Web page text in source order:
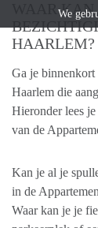
WAAR
HAARLEM?
Ga je binnenkort
Haarlem die
Hieronder lees
van de
Kan je al je
in de
Waar kan je je
We